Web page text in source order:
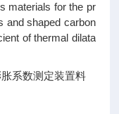
materials for the pr
and shaped carbon
of thermal dilata
系数测定装置料